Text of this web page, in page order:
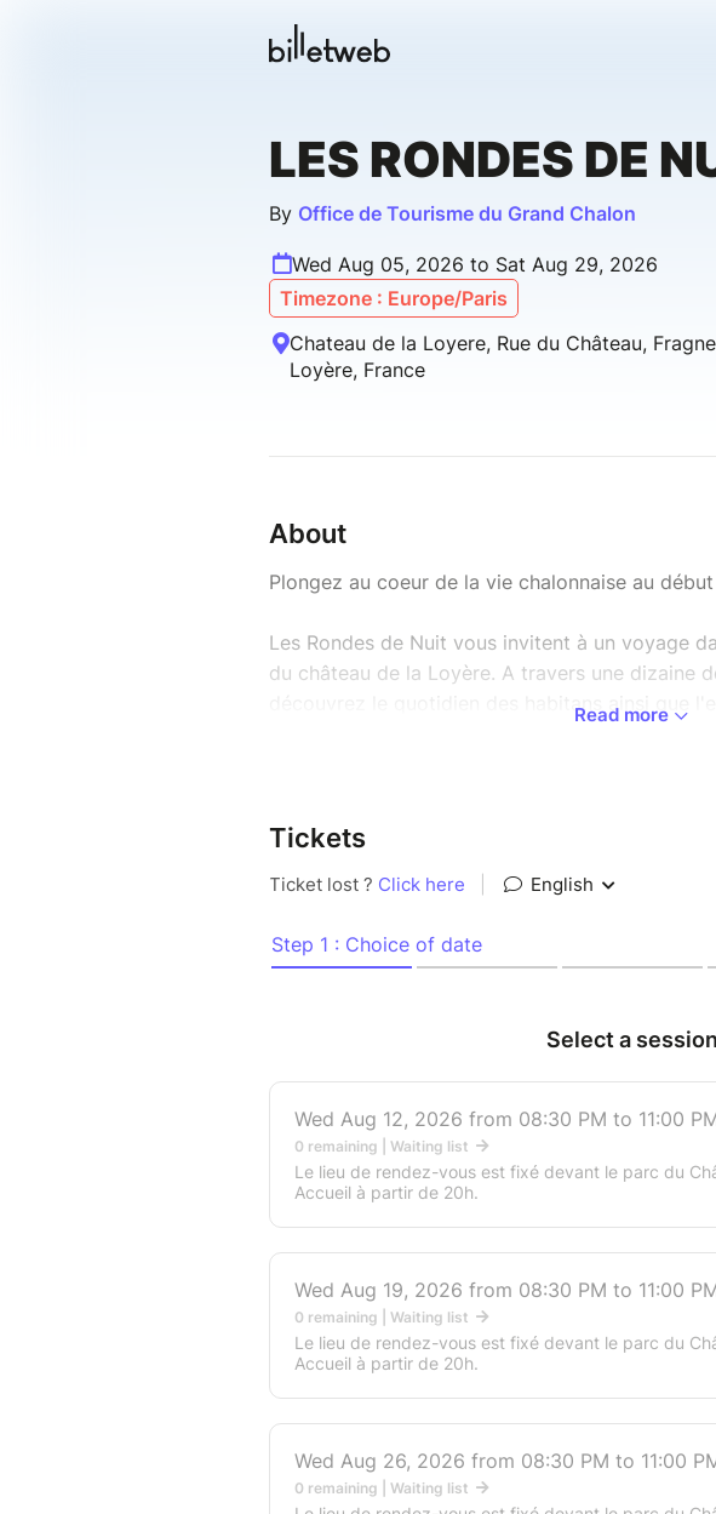
LES RONDES DE
By Office de Tourisme du Grand Chalon
Wed Aug 05, 2026 to Sat Aug 29, 2026
Timezone : Europe/Paris
Chateau de la Loyere, Rue du Château,
Loyère, France
About
Plongez au coeur de la vie chalonnaise au
Les Rondes de Nuit vous invitent à un voyage
du château de la Loyère. A travers une dizaine
découvrez le quotidien des habitans ainsi que
Ce spectacle tout public, proposé sous forme
vous fera revivre une époque aujourd'hui
toute la ville.
Des bancs seront à disposition sur le parcours
d'apporter une chaise pliante.
Read more
Tickets